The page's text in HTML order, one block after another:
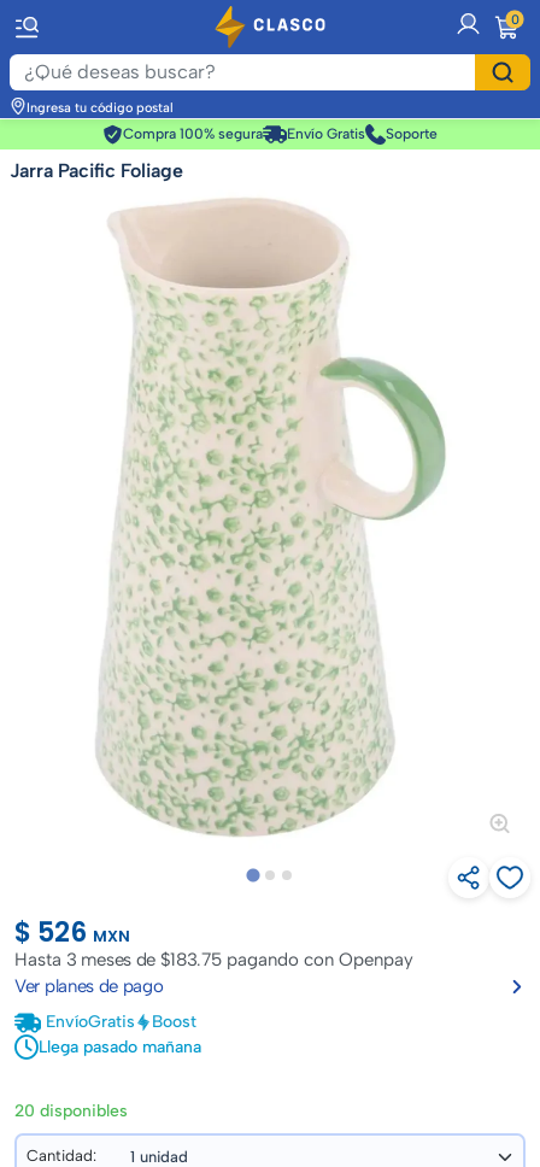
0
Ingresa tu código postal
Compra 100% segura
Envío Gratis Soporte
Jarra Pacific Foliage
$ 526 MXN
Hasta 3 meses de $183.75pagando con Openpay
Ver planes de pago
EnvíoGratis
Boost
Llega pasado mañana
20 disponibles
Cantidad: